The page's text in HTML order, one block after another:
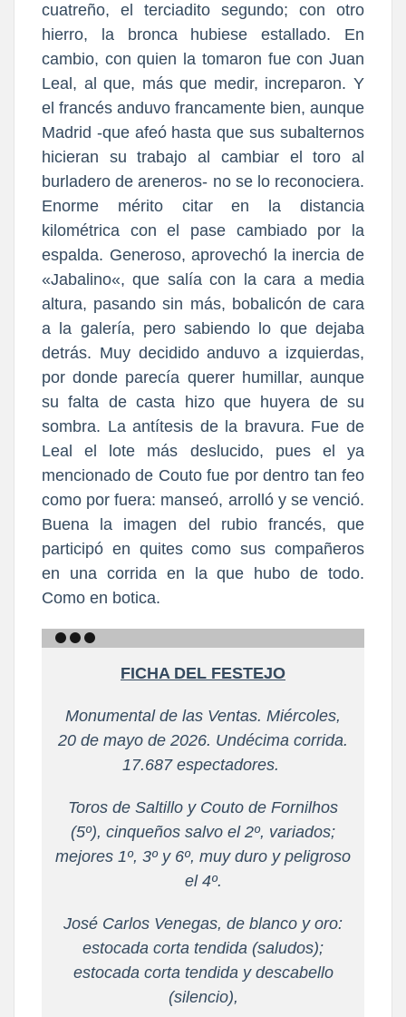
cuatreño, el terciadito segundo; con otro
hierro, la bronca hubiese estallado. En
cambio, con quien la tomaron fue con Juan
Leal, al que, más que medir, increparon. Y
el francés anduvo francamente bien, aunque
Madrid -que afeó hasta que sus subalternos
hicieran su trabajo al cambiar el toro al
burladero de areneros- no se lo reconociera.
Enorme mérito citar en la distancia
kilométrica con el pase cambiado por la
espalda. Generoso, aprovechó la inercia de
«Jabalino«, que salía con la cara a media
altura, pasando sin más, bobalicón de cara
a la galería, pero sabiendo lo que dejaba
detrás. Muy decidido anduvo a izquierdas,
por donde parecía querer humillar, aunque
su falta de casta hizo que huyera de su
sombra. La antítesis de la bravura. Fue de
Leal el lote más deslucido, pues el ya
mencionado de Couto fue por dentro tan feo
como por fuera: manseó, arrolló y se venció.
Buena la imagen del rubio francés, que
participó en quites como sus compañeros
en una corrida en la que hubo de todo.
Como en botica.
FICHA DEL FESTEJO
Monumental de las Ventas. Miércoles,
20 de mayo de 2026. Undécima corrida.
17.687 espectadores.
Toros de Saltillo y Couto de Fornilhos
(5º), cinqueños salvo el 2º, variados;
mejores 1º, 3º y 6º, muy duro y peligroso
el 4º.
José Carlos Venegas, de blanco y oro:
estocada corta tendida (saludos);
estocada corta tendida y descabello
(silencio),